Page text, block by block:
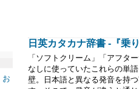
お
日英カタカナ辞書 -『乗
「ソフトクリーム」「アフタ
なしに使っていたこれらの単
壁。日本語と異なる発音を持